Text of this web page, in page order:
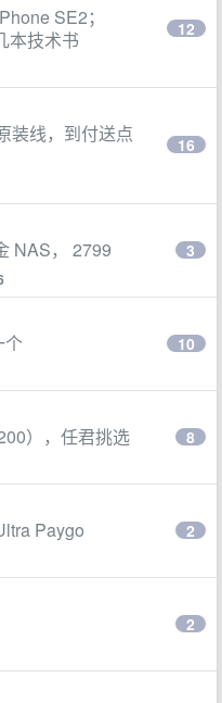
SE2；
本技术书
12
装线，到付送点
16
NAS， 2799 3
个 10
），任君挑选 8
Paygo 2
2